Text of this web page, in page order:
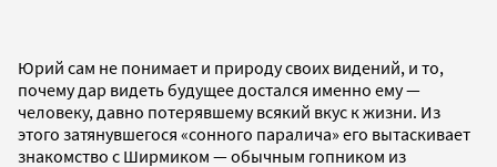
Юрий сам не понимает и природу своих видений, и то,
почему дар видеть будущее достался именно ему —
человеку, давно потерявшему всякий вкус к жизни. Из
этого затянувшегося «сонного паралича» его вытаскивает
знакомство с Ширмиком — обычным гопником из